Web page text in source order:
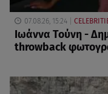
07.08.26, 15:24
Ιωάννα Τούνη -
throwback